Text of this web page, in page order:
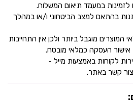
במעמד תיאום המשלוח.
בהתאם למצב הביטחוני ו/או במהלך
המוצרים מוגבל ביותר ולכן אין התחייבות
אישור העסקה כמלאי מובטח.
לקוחות באמצעות מייל -